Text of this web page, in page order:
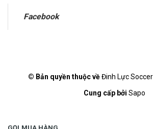
Facebook
© Bản quyền thuộc vềĐinh Lực
Cung cấp bởi Sapo